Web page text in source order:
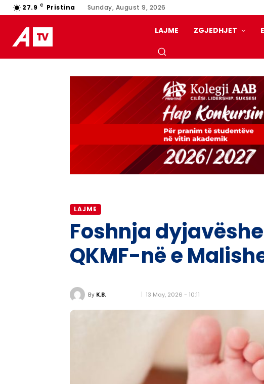
27.9 C Pristina Sunday, August 9, 2026
LAJME ZGJEDHJET
LAJME
Foshnja
QKMF-në e
By K.B. 13 May, 2026 - 10:11